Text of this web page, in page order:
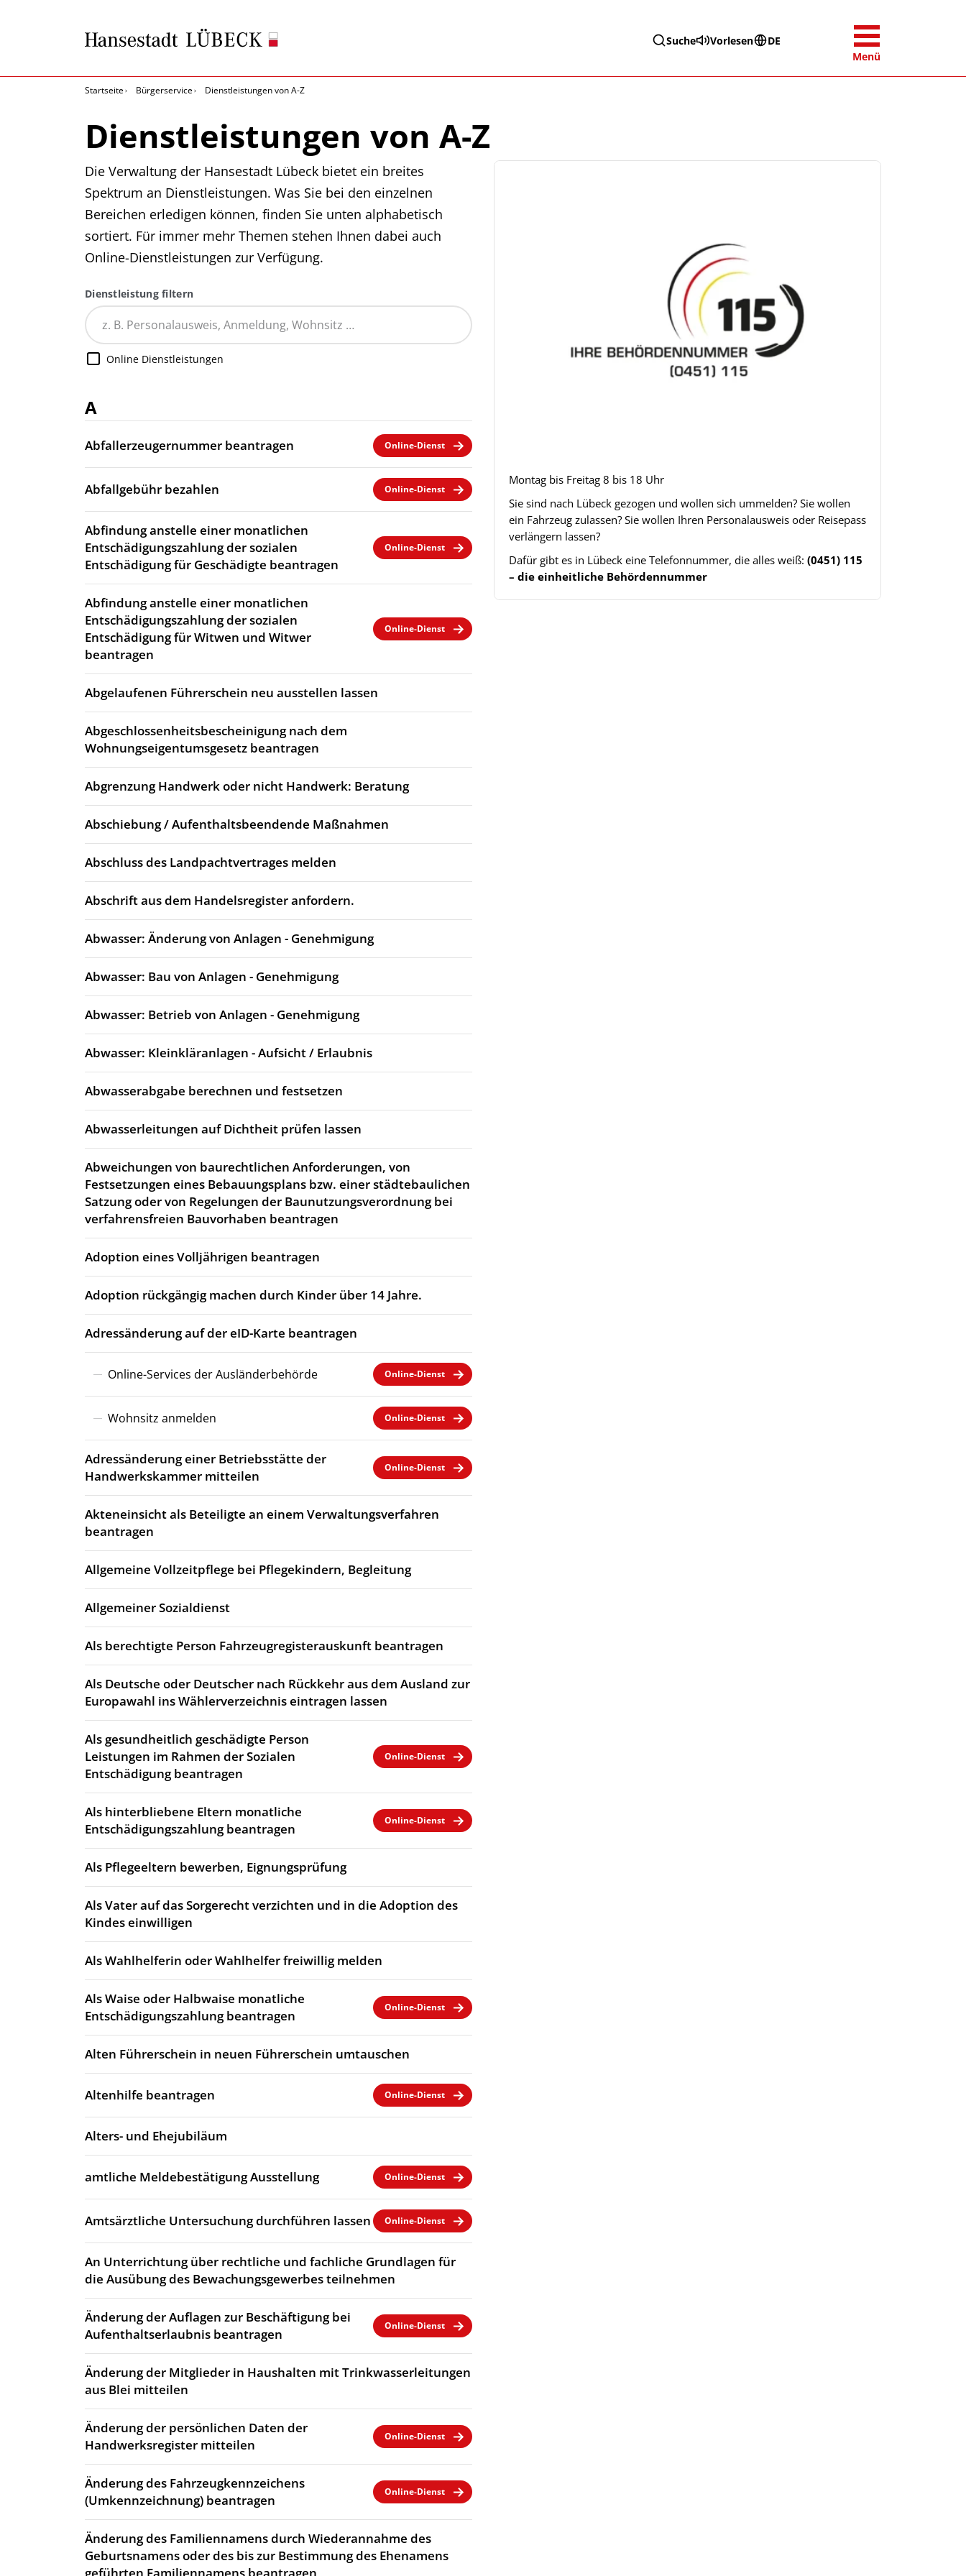
Suche Vorlesen
DE
Menü
Startseite Bürgerservice Dienstleistungen von A-Z
Dienstleistungen von A-Z
Die Verwaltung der Hansestadt Lübeck bietet ein breites
Spektrum an Dienstleistungen. Was Sie bei den einzelnen
Bereichen erledigen können, finden Sie unten alphabetisch
sortiert. Für immer mehr Themen stehen Ihnen dabei auch
Online-Dienstleistungen zur Verfügung.
Dienstleistung filtern
Online Dienstleistungen
A
Abfallerzeugernummer beantragen Online-Dienst
Abfallgebühr bezahlen Online-Dienst
Abfindung anstelle einer monatlichen
Entschädigungszahlung der sozialen
Entschädigung für Geschädigte beantragen
Online-Dienst
Abfindung anstelle einer monatlichen
Entschädigungszahlung der sozialen
Entschädigung für Witwen und Witwer
beantragen
Online-Dienst
Abgelaufenen Führerschein neu ausstellen lassen
Abgeschlossenheitsbescheinigung nach dem
Wohnungseigentumsgesetz beantragen
Abgrenzung Handwerk oder nicht Handwerk: Beratung
Abschiebung / Aufenthaltsbeendende Maßnahmen
Abschluss des Landpachtvertrages melden
Abschrift aus dem Handelsregister anfordern.
Abwasser: Änderung von Anlagen - Genehmigung
Abwasser: Bau von Anlagen - Genehmigung
Abwasser: Betrieb von Anlagen - Genehmigung
Abwasser: Kleinkläranlagen - Aufsicht / Erlaubnis
Abwasserabgabe berechnen und festsetzen
Abwasserleitungen auf Dichtheit prüfen lassen
Abweichungen von baurechtlichen Anforderungen, von
Festsetzungen eines Bebauungsplans bzw. einer städtebaulichen
Satzung oder von Regelungen der Baunutzungsverordnung bei
verfahrensfreien Bauvorhaben beantragen
Adoption eines Volljährigen beantragen
Adoption rückgängig machen durch Kinder über 14 Jahre.
Adressänderung auf der eID-Karte beantragen
Online-Services der Ausländerbehörde Online-Dienst
Wohnsitz anmelden Online-Dienst
Adressänderung einer Betriebsstätte der
Handwerkskammer mitteilen
Online-Dienst
Akteneinsicht als Beteiligte an einem Verwaltungsverfahren
beantragen
Allgemeine Vollzeitpflege bei Pflegekindern, Begleitung
Allgemeiner Sozialdienst
Als berechtigte Person Fahrzeugregisterauskunft beantragen
Als Deutsche oder Deutscher nach Rückkehr aus dem Ausland zur
Europawahl ins Wählerverzeichnis eintragen lassen
Als gesundheitlich geschädigte Person
Leistungen im Rahmen der Sozialen
Entschädigung beantragen
Online-Dienst
Als hinterbliebene Eltern monatliche
Entschädigungszahlung beantragen
Online-Dienst
Als Pflegeeltern bewerben, Eignungsprüfung
Als Vater auf das Sorgerecht verzichten und in die Adoption des
Kindes einwilligen
Als Wahlhelferin oder Wahlhelfer freiwillig melden
Als Waise oder Halbwaise monatliche
Entschädigungszahlung beantragen
Online-Dienst
Alten Führerschein in neuen Führerschein umtauschen
Altenhilfe beantragen Online-Dienst
Alters- und Ehejubiläum
amtliche Meldebestätigung Ausstellung Online-Dienst
Amtsärztliche Untersuchung durchführen lassen Online-Dienst
An Unterrichtung über rechtliche und fachliche Grundlagen für
die Ausübung des Bewachungsgewerbes teilnehmen
Änderung der Auflagen zur Beschäftigung bei
Aufenthaltserlaubnis beantragen
Online-Dienst
Änderung der Mitglieder in Haushalten mit Trinkwasserleitungen
aus Blei mitteilen
Änderung der persönlichen Daten der
Handwerksregister mitteilen
Online-Dienst
Änderung des Fahrzeugkennzeichens
(Umkennzeichnung) beantragen
Online-Dienst
Änderung des Familiennamens durch Wiederannahme des
Geburtsnamens oder des bis zur Bestimmung des Ehenamens
Montag bis Freitag 8 bis 18 Uhr
Sie sind nach Lübeck gezogen und wollen sich ummelden? Sie wollen
ein Fahrzeug zulassen? Sie wollen Ihren Personalausweis oder Reisepass
verlängern lassen?
Dafür gibt es in Lübeck eine Telefonnummer, die alles weiß: (0451) 115
– die einheitliche Behördennummer